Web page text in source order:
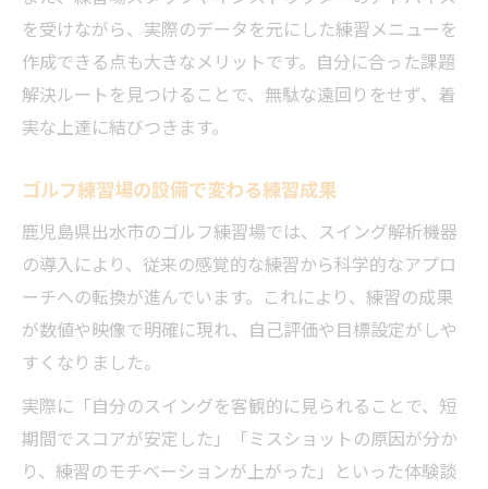
を受けながら、実際のデータを元にした練習メニューを
作成できる点も大きなメリットです。自分に合った課題
解決ルートを見つけることで、無駄な遠回りをせず、着
実な上達に結びつきます。
ゴルフ練習場の設備で変わる練習成果
鹿児島県出水市のゴルフ練習場では、スイング解析機器
の導入により、従来の感覚的な練習から科学的なアプロ
ーチへの転換が進んでいます。これにより、練習の成果
が数値や映像で明確に現れ、自己評価や目標設定がしや
すくなりました。
実際に「自分のスイングを客観的に見られることで、短
期間でスコアが安定した」「ミスショットの原因が分か
り、練習のモチベーションが上がった」といった体験談